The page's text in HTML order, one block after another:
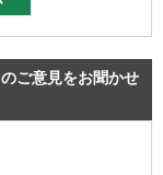
ご意見をお聞かせ